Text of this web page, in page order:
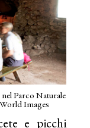
Parco Naturale
Images
e picchi